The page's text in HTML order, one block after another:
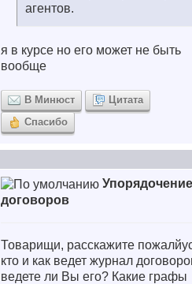
агентов.
я в курсе но его может не быть
вообще
В Минюст
Цитата
Спасибо
Упорядочение
договоров
Товарищи, расскажите
кто и как ведет журнал
ведете ли Вы его? Какие графы